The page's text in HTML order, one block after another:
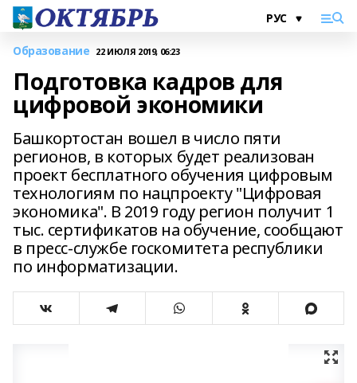
Образование 22 ИЮЛЯ 2019, 06:23
Подготовка кадров для
цифровой экономики
Башкортостан вошел в число пяти
регионов, в которых будет реализован
проект бесплатного обучения цифровым
технологиям по нацпроекту "Цифровая
экономика". В 2019 году регион получит 1
тыс. сертификатов на обучение, сообщают
в пресс-службе госкомитета республики
по информатизации.